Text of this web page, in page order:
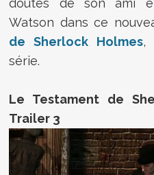
doutes de son ami
Watson dans ce
de Sherlock Holmes,
série.
Le Testament de
Trailer 3